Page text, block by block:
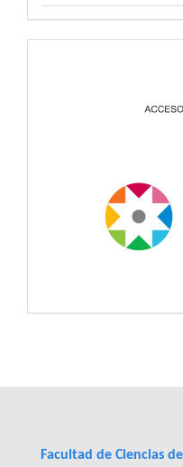
Facultad de Ciencias